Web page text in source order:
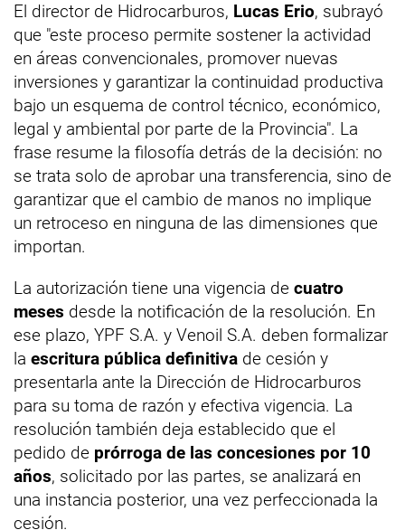
El director de Hidrocarburos, Lucas Erio, subrayó
que "este proceso permite sostener la actividad
en áreas convencionales, promover nuevas
inversiones y garantizar la continuidad productiva
bajo un esquema de control técnico, económico,
legal y ambiental por parte de la Provincia". La
frase resume la filosofía detrás de la decisión: no
se trata solo de aprobar una transferencia, sino de
garantizar que el cambio de manos no implique
un retroceso en ninguna de las dimensiones que
importan.
La autorización tiene una vigencia de cuatro
meses desde la notificación de la resolución. En
ese plazo, YPF S.A. y Venoil S.A. deben formalizar
la escritura pública definitiva de cesión y
presentarla ante la Dirección de Hidrocarburos
para su toma de razón y efectiva vigencia. La
resolución también deja establecido que el
pedido de prórroga de las concesiones por 10
años, solicitado por las partes, se analizará en
una instancia posterior, una vez perfeccionada la
cesión.